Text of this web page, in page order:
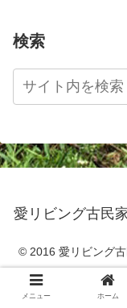
検索
愛リビング古民
© 2016 愛リビング
メニュー ホーム